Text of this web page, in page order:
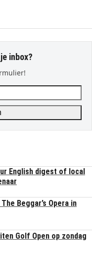
inbox?
English digest of local
Beggar’s Opera in
Golf Open op zondag